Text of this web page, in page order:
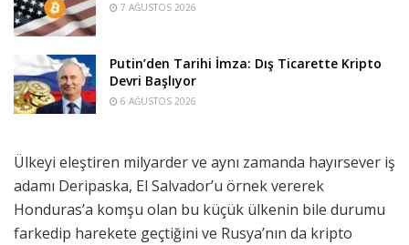
7 AĞUSTOS 2026
Putin’den Tarihi İmza: Dış Ticarette Kripto
Devri Başlıyor
6 AĞUSTOS 2026
Ülkeyi eleştiren milyarder ve aynı zamanda hayırsever iş
adamı Deripaska, El Salvador’u örnek vererek
Honduras’a komşu olan bu küçük ülkenin bile durumu
farkedip harekete geçtiğini ve Rusya’nın da kripto